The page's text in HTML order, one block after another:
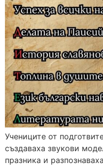
Учениците от
създаваха звукови
празника и